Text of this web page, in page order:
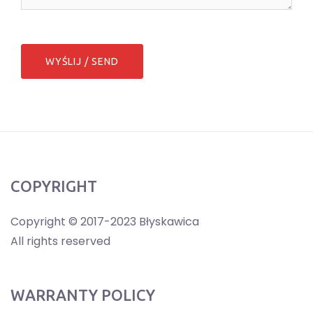
COPYRIGHT
Copyright © 2017-2023 Błyskawica
All rights reserved
WARRANTY POLICY